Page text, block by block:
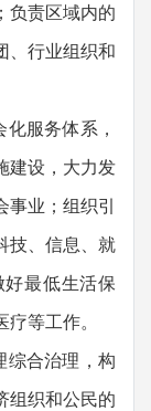
负责区域内的
、行业组织和
服务体系，
建设，大力发
事业；组织引
技、信息、就
最低生活保
等工作。
合治理，构
组织和公民的